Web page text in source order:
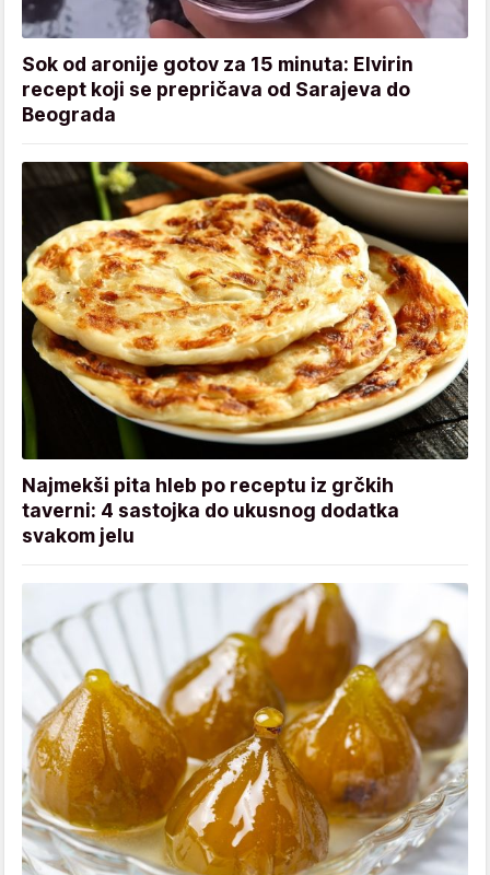
Sok od aronije gotov za 15 minuta: Elvirin
recept koji se prepričava od Sarajeva do
Beograda
Najmekši pita hleb po receptu iz grčkih
taverni: 4 sastojka do ukusnog dodatka
svakom jelu